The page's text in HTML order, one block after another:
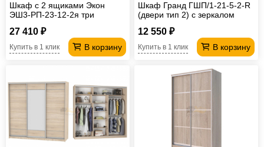
Шкаф с 2 ящиками Экон
ЭШ3-РП-23-12-2я три
27 410 ₽
В корзину
Купить в 1 клик
Шкаф Гранд ГШП/1-21-5-2-R
(двери тип 2) с зеркалом
12 550 ₽
В корзину
Купить в 1 клик